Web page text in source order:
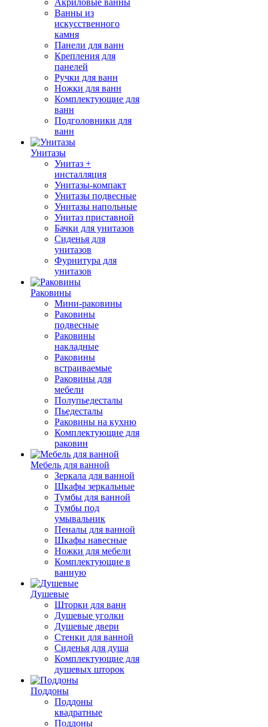
Акриловые ванны
Ванны из
искусственного
камня
Панели для ванн
Крепления для
панелей
Ручки для ванн
Ножки для ванн
Комплектующие для
ванн
Подголовники для
ванн
Унитазы
Унитаз +
инсталляция
Унитазы-компакт
Унитазы подвесные
Унитазы напольные
Унитаз приставной
Бачки для унитазов
Сиденья для
унитазов
Фурнитура для
унитазов
Раковины
Мини-раковины
Раковины
подвесные
Раковины
накладные
Раковины
встраиваемые
Раковины для
мебели
Полупьедесталы
Пьедесталы
Раковины на кухню
Комплектующие для
раковин
Мебель для ванной
Зеркала для ванной
Шкафы зеркальные
Тумбы для ванной
Тумбы под
умывальник
Пеналы для ванной
Шкафы навесные
Ножки для мебели
Комплектующие в
ванную
Душевые
Шторки для ванн
Душевые уголки
Душевые двери
Стенки для ванной
Сиденья для душа
Комплектующие для
душевых шторок
Поддоны
Поддоны
квадратные
Поддоны